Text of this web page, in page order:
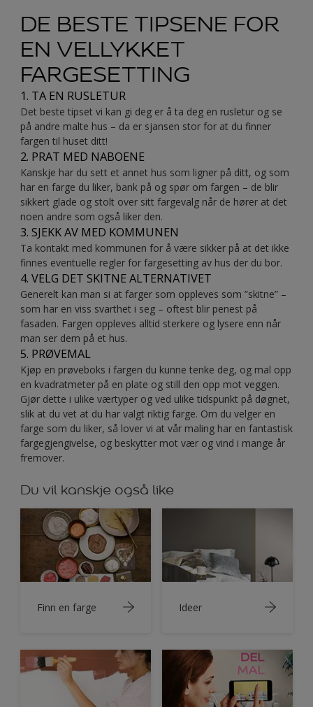
DE BESTE TIPSENE FOR
EN VELLYKKET
FARGESETTING
1. TA EN RUSLETUR
Det beste tipset vi kan gi deg er å ta deg en rusletur og se
på andre malte hus – da er sjansen stor for at du finner
fargen til huset ditt!
2. PRAT MED NABOENE
Kanskje har du sett et annet hus som ligner på ditt, og som
har en farge du liker, bank på og spør om fargen – de blir
sikkert glade og stolt over sitt fargevalg når de hører at det
noen andre som også liker den.
3. SJEKK AV MED KOMMUNEN
Ta kontakt med kommunen for å være sikker på at det ikke
finnes eventuelle regler for fargesetting av hus der du bor.
4. VELG DET SKITNE ALTERNATIVET
Generelt kan man si at farger som oppleves som ”skitne” –
som har en viss svarthet i seg – oftest blir penest på
fasaden. Fargen oppleves alltid sterkere og lysere enn når
man ser dem på et hus.
5. PRØVEMAL
Kjøp en prøveboks i fargen du kunne tenke deg, og mal opp
en kvadratmeter på en plate og still den opp mot veggen.
Gjør dette i ulike værtyper og ved ulike tidspunkt på døgnet,
slik at du vet at du har valgt riktig farge. Om du velger en
farge som du liker, så lover vi at vår maling har en fantastisk
fargegjengivelse, og beskytter mot vær og vind i mange år
fremover.
Du vil kanskje også like
Finn en farge Ideer